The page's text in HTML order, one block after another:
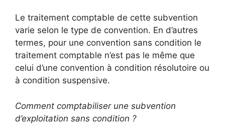
Le traitement comptable de cette subvention
varie selon le type de convention. En d’autres
termes, pour une convention sans condition le
traitement comptable n’est pas le même que
celui d’une convention à condition résolutoire ou
à condition suspensive.
Comment comptabiliser une subvention
d’exploitation sans condition ?